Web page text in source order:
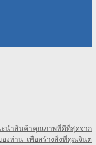
ะนำสินค้าคุณภาพที่ดีที่สุดจาก
องท่าน เพื่อสร้างสิ่งที่คุณจินต